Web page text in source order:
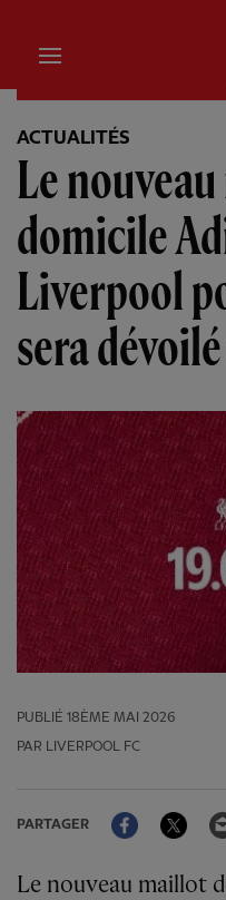
ACTUALITÉS
Le
domicile
Liverpool
sera
PUBLIÉ 18ÈME MAI 2026
PAR LIVERPOOL FC
PARTAGER
Facebook
Le nouveau maillot